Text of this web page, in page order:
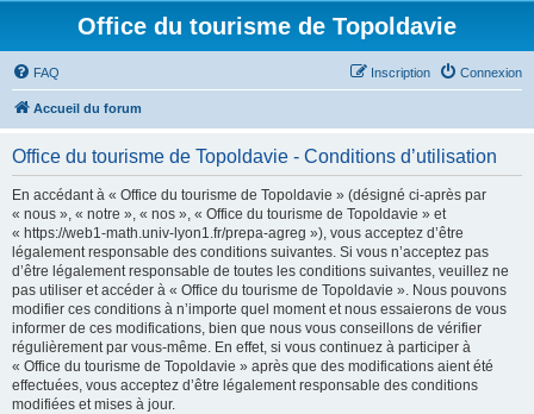
Office du tourisme de Topoldavie
FAQ Connexion
Inscription
Accueil du forum
Office du tourisme de Topoldavie - Conditions d’utilisation
En accédant à « Office du tourisme de Topoldavie » (désigné ci-après par
« nous », « notre », « nos », « Office du tourisme de Topoldavie » et
« https://web1-math.univ-lyon1.fr/prepa-agreg »), vous acceptez d’être
légalement responsable des conditions suivantes. Si vous n’acceptez pas
d’être légalement responsable de toutes les conditions suivantes, veuillez ne
pas utiliser et accéder à « Office du tourisme de Topoldavie ». Nous pouvons
modifier ces conditions à n’importe quel moment et nous essaierons de vous
informer de ces modifications, bien que nous vous conseillons de vérifier
régulièrement par vous-même. En effet, si vous continuez à participer à
« Office du tourisme de Topoldavie » après que des modifications aient été
effectuées, vous acceptez d’être légalement responsable des conditions
modifiées et mises à jour.